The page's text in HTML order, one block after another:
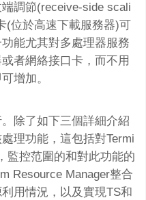
調節(receive-side scali
(位於高速下載服務器)可
能尤其對多處理器服務
者網絡接口卡，而不用
增加。
了如下三個詳細介紹
理功能，這包括對Termi
監控范圍的和對此功能的
Resource Manager整合
用情況，以及實現TS和